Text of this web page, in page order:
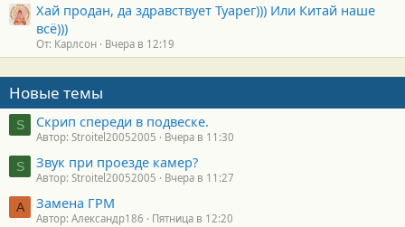
Хай продан, да здравствует Туарег))) Или Китай наше
всё)))
От: Карлсон Вчера в 12:19
Новые темы
S Скрип спереди в подвеске.
Автор: Stroitel20052005 Вчера в 11:30
S Звук при проезде камер?
Автор: Stroitel20052005 Вчера в 11:27
А Замена ГРМ
Автор: Александр186 Пятница в 12:20